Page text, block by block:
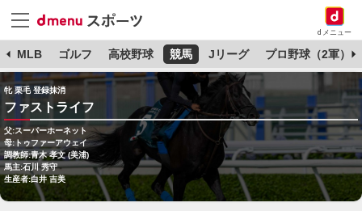
dメニュー
MLB ゴルフ 高校野球 競馬 Jリーグ プロ野球（2軍）
牝 栗毛 登録抹消
ファストライフ
父:スーパーホーネット
母:トゥファーアウェイ
調教師:青木 孝文 (美浦)
馬主:石川 秀守
生産者:白井 吉美